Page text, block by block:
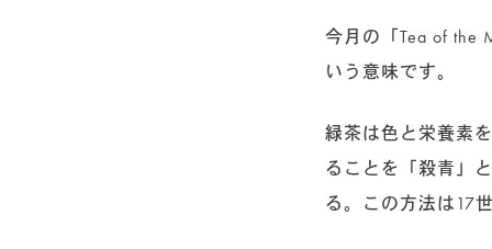
今月の「Tea of the
いう意味です。
緑茶は色と栄養素
ることを「殺青」
る。この方法は17